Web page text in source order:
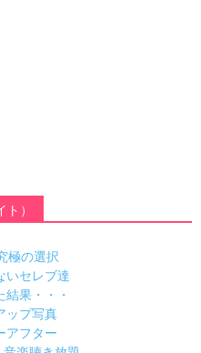
）
極の選択
いセレブ達
結果・・・
ップ写真
アフター